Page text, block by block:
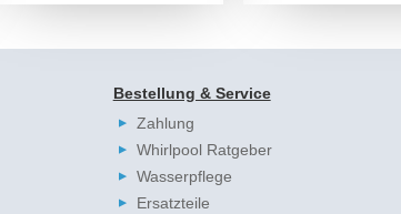
Bestellung & Service
Zahlung
Whirlpool Ratgeber
Wasserpflege
Ersatzteile